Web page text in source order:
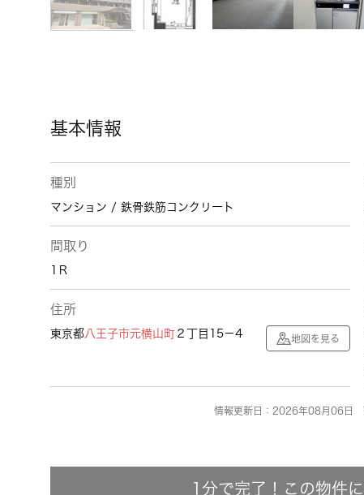
基本情報
種別
マンション / 鉄骨鉄筋コンクリート
間取り
1Ｒ
住所
東京都八王子市元横山町 ２丁目15－4 地図を見る
情報更新日：2026年08月06日
1分で完了！この物件